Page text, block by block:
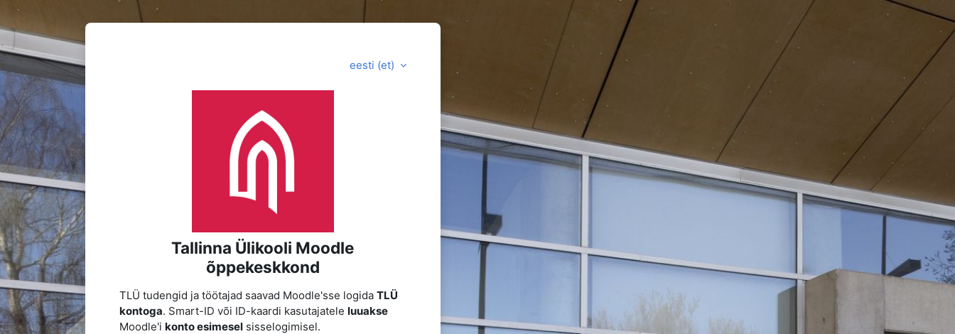
Jäta vahele peasisuni
eesti ‎(et)‎
Logi sisse kohta Tallinna Ülikooli Moodle õppekeskkond
Tallinna Ülikooli Moodle
õppekeskkond
TLÜ tudengid ja töötajad saavad Moodle'sse logida TLÜ
kontoga. Smart-ID või ID-kaardi kasutajatele luuakse
Moodle'i konto esimeselsisselogimisel.